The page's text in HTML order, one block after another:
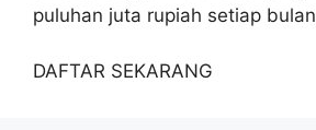
puluhan juta rupiah setiap
DAFTAR SEKARANG